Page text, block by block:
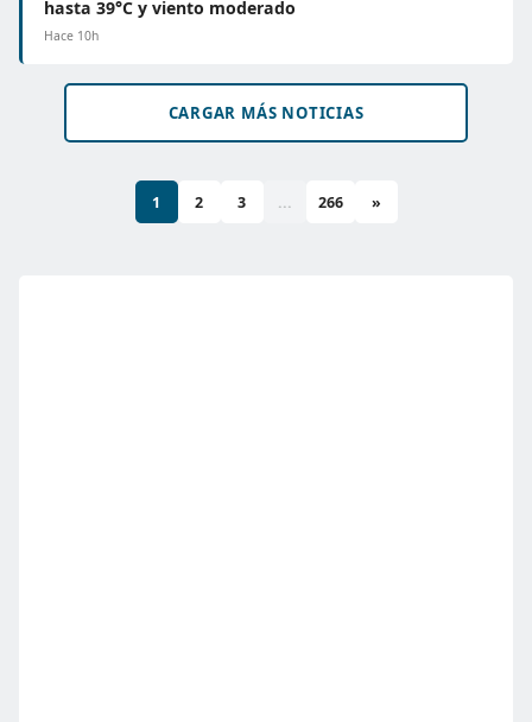
hasta 39°C y viento moderado
Hace 10h
CARGAR MÁS NOTICIAS
1 2 3 ... 266 »